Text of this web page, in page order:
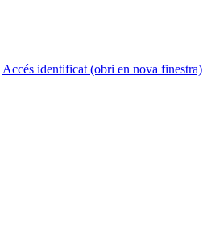
Accés identificat (obri en nova finestra)